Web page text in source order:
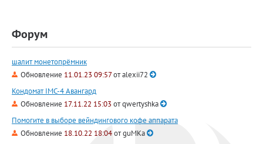
Форум
шалит монетопрёмник
Обновление 11.01.23 09:57отalexii72
Кондомат IMC-4 Авангард
Обновление 17.11.22 15:03 отqwertyshka
Помогите в выборе вейндингового кофе аппарата
Обновление 18.10.22 18:04отguMKa